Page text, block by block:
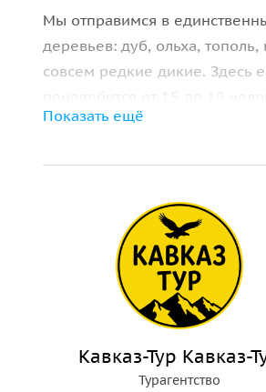
Мы отправимся в
деревьев: дуб, ольха,
совсем редкие дикие. Здесь
закрывая густой листвой
РеликтовыйСамурский лес
них занесены в Красную Книгу.
Памятник современности
А после мы отправимся к
моря расположился
«Каспийским монстром». В
ним стало сейчас — увидите
Показать ещё
Кавказ-Тур Кавказ-
Турагентство